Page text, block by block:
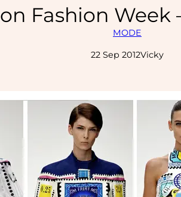
Fashion Week
MODE
22 Sep 2012Vicky